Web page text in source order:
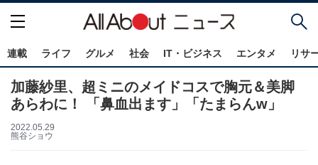
連載 ライフ グルメ 社会 IT・ビジネス エンタメ リサ
加藤紗里、超ミニのメイドコスで胸元＆美脚
あらわに！ 「鼻血出ます」「たまらんw」
2022.05.29
熊谷ショウ